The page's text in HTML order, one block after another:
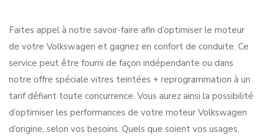
Faites appel à notre savoir-faire afin d’optimiser le moteur
de votre Volkswagen et gagnez en confort de conduite. Ce
service peut être fourni de façon indépendante ou dans
notre offre spéciale vitres teintées + reprogrammation à un
tarif défiant toute concurrence. Vous aurez ainsi la possibilité
d’optimiser les performances de votre moteur Volkswagen
d’origine, selon vos besoins. Quels que soient vos usages,